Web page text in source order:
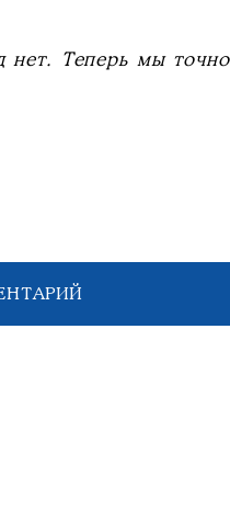
нет. Теперь мы